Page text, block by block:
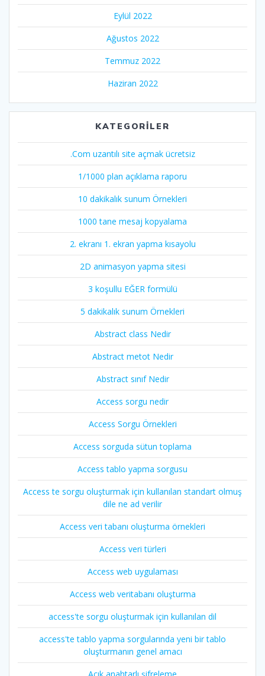
Eylül 2022
Ağustos 2022
Temmuz 2022
Haziran 2022
KATEGORILER
.Com uzantılı site açmak ücretsiz
1/1000 plan açıklama raporu
10 dakikalık sunum Örnekleri
1000 tane mesaj kopyalama
2. ekranı 1. ekran yapma kısayolu
2D animasyon yapma sitesi
3 koşullu EĞER formülü
5 dakikalık sunum Örnekleri
Abstract class Nedir
Abstract metot Nedir
Abstract sınıf Nedir
Access sorgu nedir
Access Sorgu Örnekleri
Access sorguda sütun toplama
Access tablo yapma sorgusu
Access te sorgu oluşturmak için kullanılan standart olmuş
dile ne ad verilir
Access veri tabanı oluşturma örnekleri
Access veri türleri
Access web uygulaması
Access web veritabanı oluşturma
access'te sorgu oluşturmak için kullanılan dil
access'te tablo yapma sorgularında yeni bir tablo
oluşturmanın genel amacı
Açık anahtarlı şifreleme